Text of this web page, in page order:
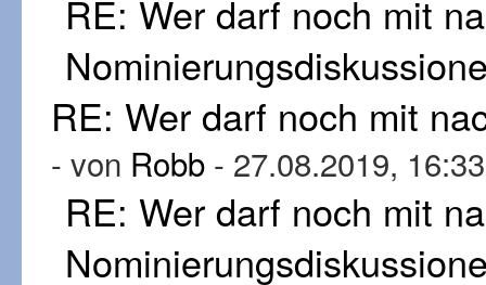
RE: Wer darf noch mit
RE: Wer darf noch mit
- von Robb - 27.08.2019, 16:33
RE: Wer darf noch mit